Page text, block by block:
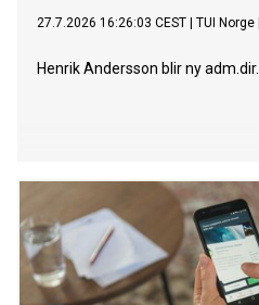
27.7.2026 16:26:03 CEST TUI Norge
Henrik Andersson blir ny